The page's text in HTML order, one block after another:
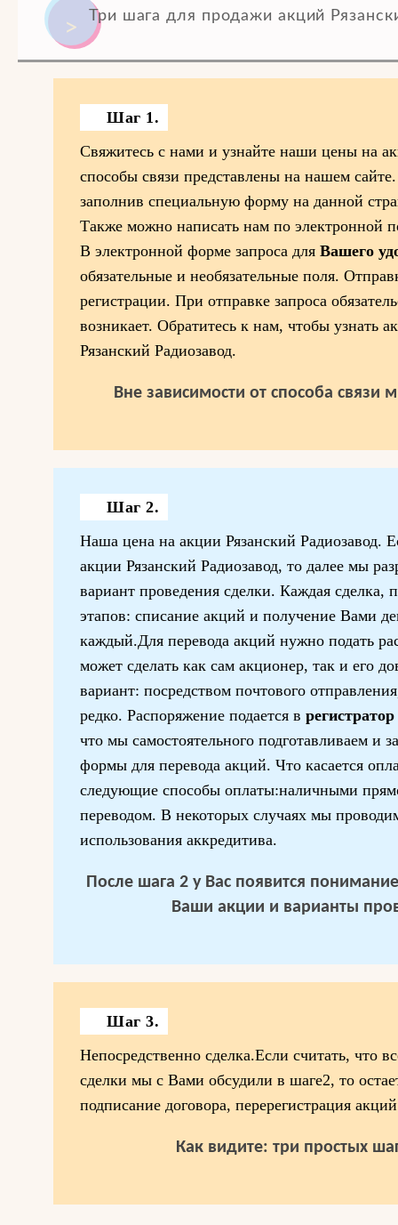
Три шага для продажи акций
Шаг 1.
Свяжитесь с нами и узнайте наши цены на
способы связи представлены на нашем
заполнив специальную форму на данной
Также можно написать нам по электронной
В электронной форме запроса для Вашего
обязательные и необязательные поля.
регистрации. При отправке запроса
возникает. Обратитесь к нам, чтобы узнать
Рязанский Радиозавод.
Вне зависимости от способа связи
Шаг 2.
Наша цена на акции Рязанский Радиозавод.
акции Рязанский Радиозавод, то далее мы
вариант проведения сделки. Каждая сделка,
этапов: списание акций и получение Вами
каждый.Для перевода акций нужно подать
может сделать как сам акционер, так и его
вариант: посредством почтового
редко. Распоряжение подается в
что мы самостоятельного подготавливаем и
формы для перевода акций. Что касается
следующие способы оплаты:наличными
переводом. В некоторых случаях мы
использования аккредитива.
После шага 2 у Вас появится понимание
Ваши акции и варианты
Шаг 3.
Непосредственно сделка.Если считать, что
сделки мы с Вами обсудили в шаге2, то
подписание договора, перерегистрация
Как видите: три простых